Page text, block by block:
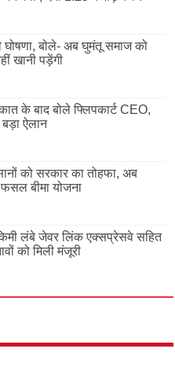
घोषणा, बोले- अब घुमंतू समाज को
खानी पड़ेंगी
के बाद बोले फ्लिपकार्ट CEO,
ऐलान
को सरकार का तोहफा, अब
बीमा योजना
लंबे जेवर लिंक एक्सप्रेसवे सहित
को मिली मंजूरी